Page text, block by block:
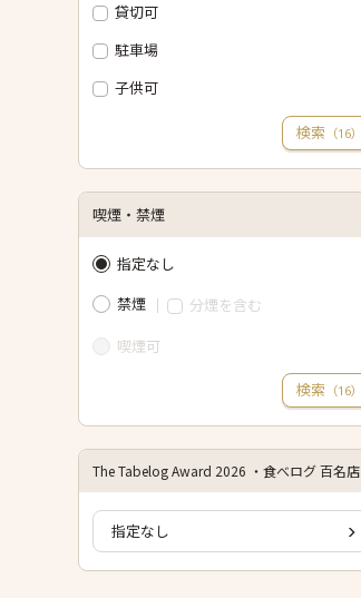
貸切可
駐車場
子供可
検索 （16）
喫煙・禁煙
指定なし
禁煙
分煙を含む
喫煙可
検索 （16）
The Tabelog Award 2026 ・食べログ 百名店
指定なし